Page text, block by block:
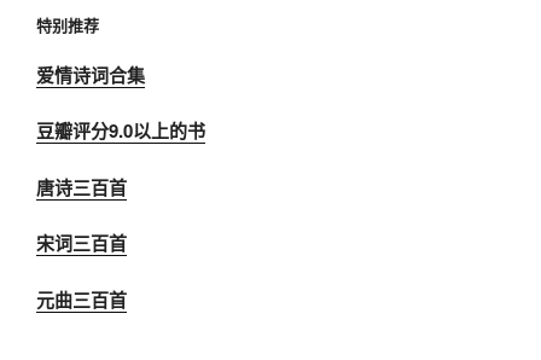
特别推荐
爱情诗词合集
豆瓣评分9.0以上的书
唐诗三百首
宋词三百首
元曲三百首